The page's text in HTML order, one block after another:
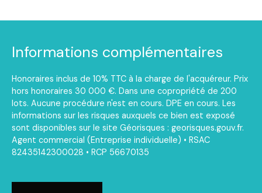
Informations complémentaires
Honoraires inclus de 10% TTC à la charge de l'acquéreur. Prix
hors honoraires 30 000 €. Dans une copropriété de 200
lots. Aucune procédure n'est en cours. DPE en cours. Les
informations sur les risques auxquels ce bien est exposé
sont disponibles sur le site Géorisques : georisques.gouv.fr.
Agent commercial (Entreprise individuelle) • RSAC
82435142300028 • RCP 56670135